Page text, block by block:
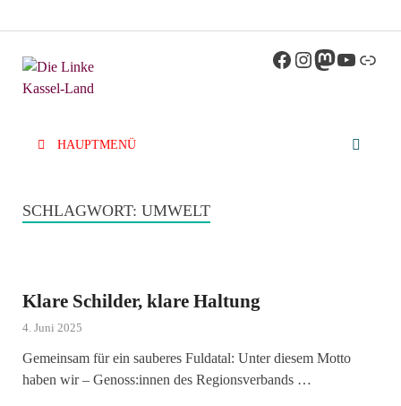
Kassel-Land
HAUPTMENÜ
SCHLAGWORT: UMWELT
Klare Schilder, klare Haltung
4. Juni 2025
Gemeinsam für ein sauberes Fuldatal: Unter diesem Motto
haben wir – Genoss:innen des Regionsverbands …